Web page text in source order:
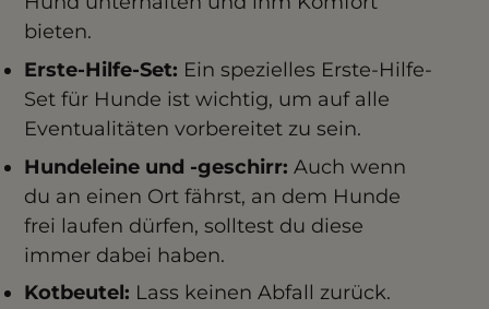
bieten.
Erste-Hilfe-Set: Ein spezielles Erste-Hilfe-
Set für Hunde ist wichtig, um auf alle
Eventualitäten vorbereitet zu sein.
Hundeleine und -geschirr: Auch wenn
du an einen Ort fährst, an dem Hunde
frei laufen dürfen, solltest du diese
immer dabei haben.
Kotbeutel: Lass keinen Abfall zurück.